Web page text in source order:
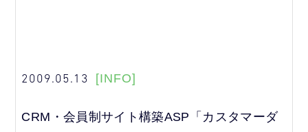
2009.05.13 [INFO]
CRM・会員制サイト構築ASP「カスタマーダ